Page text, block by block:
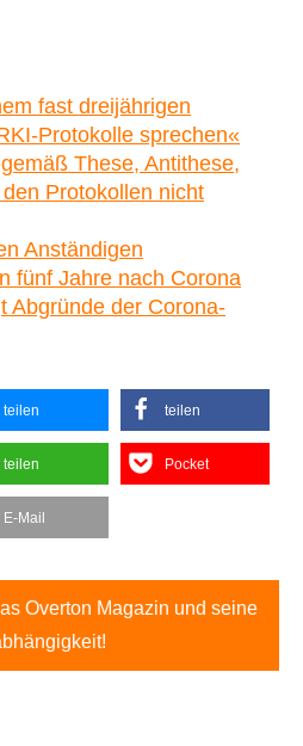
fast dreijährigen
Protokolle sprechen«
These, Antithese,
Protokollen nicht
Anständigen
fünf Jahre nach Corona
Abgründe der Corona-
teilen teilen
teilen Pocket
E-Mail
Overton Magazin und seine